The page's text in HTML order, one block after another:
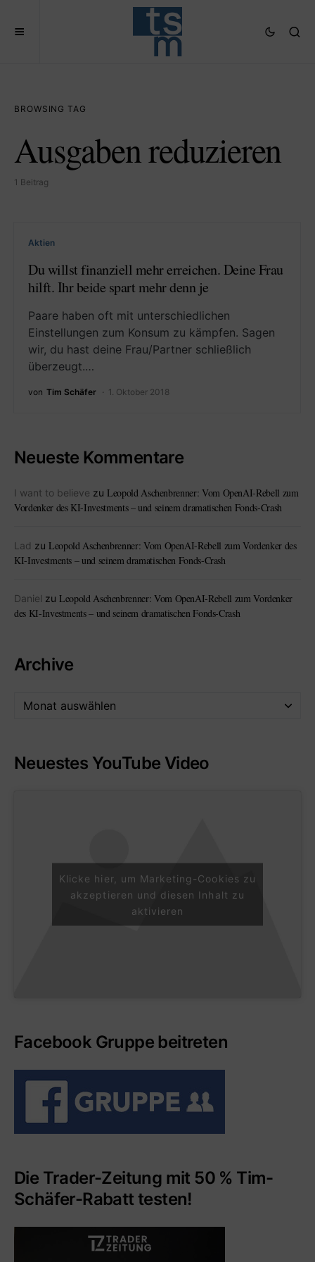
BROWSING TAG
Ausgaben reduzieren
1 Beitrag
Aktien
Du willst finanziell mehr erreichen. Deine Frau
hilft. Ihr beide spart mehr denn je
Paare haben oft mit unterschiedlichen
Einstellungen zum Konsum zu kämpfen. Sagen
wir, du hast deine Frau/Partner schließlich
überzeugt.…
von Tim Schäfer 1. Oktober 2018
Neueste Kommentare
I want to believe zu Leopold Aschenbrenner: Vom OpenAI-Rebell zum
Vordenker des KI-Investments – und seinem dramatischen Fonds-Crash
Lad zu Leopold Aschenbrenner: Vom OpenAI-Rebell zum Vordenker des
KI-Investments – und seinem dramatischen Fonds-Crash
Daniel zu Leopold Aschenbrenner: Vom OpenAI-Rebell zum Vordenker
des KI-Investments – und seinem dramatischen Fonds-Crash
Archive
Neuestes YouTube Video
Klicke hier, um Marketing-Cookies zu
akzeptieren und diesen Inhalt zu
aktivieren
Facebook Gruppe beitreten
Die Trader-Zeitung mit 50 % Tim-
Schäfer-Rabatt testen!